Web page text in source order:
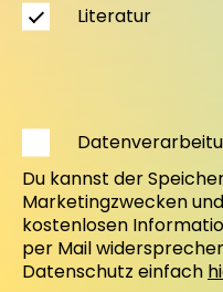
Literatur
Du kannst der
Marketingzwecken
kostenlosen
per Mail
Datenschutz einfach